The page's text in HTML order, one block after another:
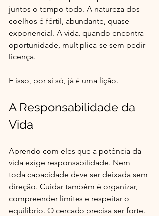
juntos o tempo todo. A natureza dos
coelhos é fértil, abundante, quase
exponencial. A vida, quando encontra
oportunidade, multiplica-se sem pedir
licença.
E isso, por si só, já é uma lição.
A Responsabilidade da
Vida
Aprendo com eles que a potência da
vida exige responsabilidade. Nem
toda capacidade deve ser deixada sem
direção. Cuidar também é organizar,
compreender limites e respeitar o
equilíbrio. O cercado precisa ser forte.